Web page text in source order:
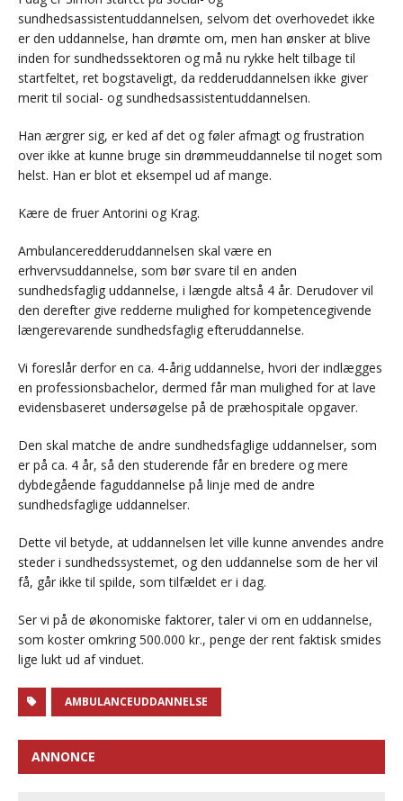
sundhedsassistentuddannelsen, selvom det overhovedet ikke
er den uddannelse, han drømte om, men han ønsker at blive
inden for sundhedssektoren og må nu rykke helt tilbage til
startfeltet, ret bogstaveligt, da redderuddannelsen ikke giver
merit til social- og sundhedsassistentuddannelsen.
Han ærgrer sig, er ked af det og føler afmagt og frustration
over ikke at kunne bruge sin drømmeuddannelse til noget som
helst. Han er blot et eksempel ud af mange.
Kære de fruer Antorini og Krag.
Ambulanceredderuddannelsen skal være en
erhvervsuddannelse, som bør svare til en anden
sundhedsfaglig uddannelse, i længde altså 4 år. Derudover vil
den derefter give redderne mulighed for kompetencegivende
længerevarende sundhedsfaglig efteruddannelse.
Vi foreslår derfor en ca. 4-årig uddannelse, hvori der indlægges
en professionsbachelor, dermed får man mulighed for at lave
evidensbaseret undersøgelse på de præhospitale opgaver.
Den skal matche de andre sundhedsfaglige uddannelser, som
er på ca. 4 år, så den studerende får en bredere og mere
dybdegående faguddannelse på linje med de andre
sundhedsfaglige uddannelser.
Dette vil betyde, at uddannelsen let ville kunne anvendes andre
steder i sundhedssystemet, og den uddannelse som de her vil
få, går ikke til spilde, som tilfældet er i dag.
Ser vi på de økonomiske faktorer, taler vi om en uddannelse,
som koster omkring 500.000 kr., penge der rent faktisk smides
lige lukt ud af vinduet.
AMBULANCEUDDANNELSE
ANNONCE